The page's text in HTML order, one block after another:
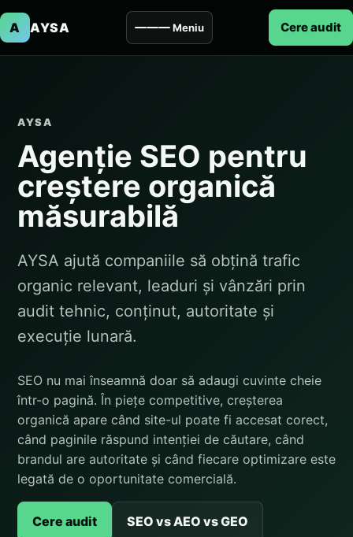
A AYSA Meniu Cere audit
AYSA
Agenție SEO pentru
creștere organică
măsurabilă
AYSA ajută companiile să obțină trafic
organic relevant, leaduri și vânzări prin
audit tehnic, conținut, autoritate și
execuție lunară.
SEO nu mai înseamnă doar să adaugi cuvinte cheie
într-o pagină. În piețe competitive, creșterea
organică apare când site-ul poate fi accesat corect,
când paginile răspund intenției de căutare, când
brandul are autoritate și când fiecare optimizare este
legată de o oportunitate comercială.
Cere audit SEO vs AEO vs GEO